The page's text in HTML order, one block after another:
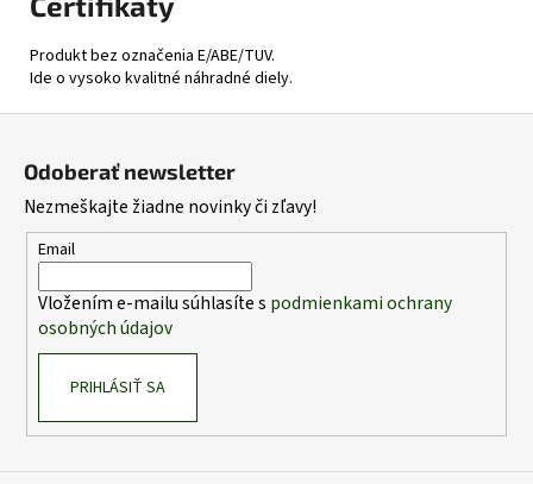
Produkt bez označenia E/ABE/TUV.
Ide o vysoko kvalitné náhradné diely.
Odoberať newsletter
Nezmeškajte žiadne novinky či zľavy!
Email
Vložením e-mailu súhlasíte s podmienkami ochrany
osobných údajov
PRIHLÁSIŤ SA